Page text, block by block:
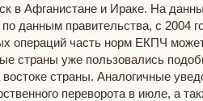
в Афганистане и Ираке. На
данным правительства, с 2004
операций часть норм ЕКПЧ
страны уже пользовались
страны. Аналогичные
переворота в июле, а